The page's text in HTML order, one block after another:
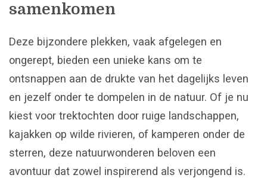
samenkomen
Deze bijzondere plekken, vaak afgelegen en
ongerept, bieden een unieke kans om te
ontsnappen aan de drukte van het dagelijks leven
en jezelf onder te dompelen in de natuur. Of je nu
kiest voor trektochten door ruige landschappen,
kajakken op wilde rivieren, of kamperen onder de
sterren, deze natuurwonderen beloven een
avontuur dat zowel inspirerend als verjongend is.